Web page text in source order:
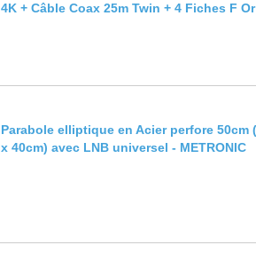
4K + Câble Coax 25m Twin + 4 Fiches F Or
Parabole elliptique en Acier perfore 50cm
x 40cm) avec LNB universel - METRONIC